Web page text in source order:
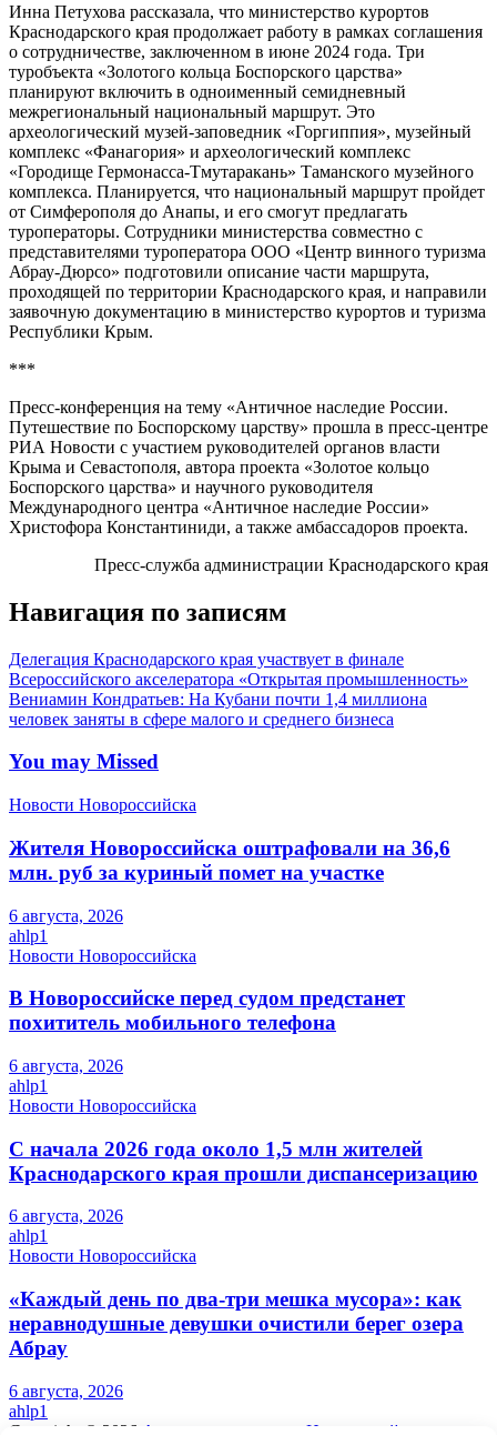
Инна Петухова рассказала, что министерство курортов
Краснодарского края продолжает работу в рамках соглашения
о сотрудничестве, заключенном в июне 2024 года. Три
туробъекта «Золотого кольца Боспорского царства»
планируют включить в одноименный семидневный
межрегиональный национальный маршрут. Это
археологический музей-заповедник «Горгиппия», музейный
комплекс «Фанагория» и археологический комплекс
«Городище Гермонасса-Тмутаракань» Таманского музейного
комплекса. Планируется, что национальный маршрут пройдет
от Симферополя до Анапы, и его смогут предлагать
туроператоры. Сотрудники министерства совместно с
представителями туроператора ООО «Центр винного туризма
Абрау-Дюрсо» подготовили описание части маршрута,
проходящей по территории Краснодарского края, и направили
заявочную документацию в министерство курортов и туризма
Республики Крым.
***
Пресс-конференция на тему «Античное наследие России.
Путешествие по Боспорскому царству» прошла в пресс-центре
РИА Новости с участием руководителей органов власти
Крыма и Севастополя, автора проекта «Золотое кольцо
Боспорского царства» и научного руководителя
Международного центра «Античное наследие России»
Христофора Константиниди, а также амбассадоров проекта.
Пресс-служба администрации Краснодарского края
Навигация по записям
Делегация Краснодарского края участвует в финале
Всероссийского акселератора «Открытая промышленность»
Вениамин Кондратьев: На Кубани почти 1,4 миллиона
человек заняты в сфере малого и среднего бизнеса
You may Missed
Новости Новороссийска
Жителя Новороссийска оштрафовали на 36,6
млн. руб за куриный помет на участке
6 августа, 2026
ahlp1
Новости Новороссийска
В Новороссийске перед судом предстанет
похититель мобильного телефона
6 августа, 2026
ahlp1
Новости Новороссийска
С начала 2026 года около 1,5 млн жителей
Краснодарского края прошли диспансеризацию
6 августа, 2026
ahlp1
Новости Новороссийска
«Каждый день по два-три мешка мусора»: как
неравнодушные девушки очистили берег озера
Абрау
6 августа, 2026
ahlp1
Copyright © 2026 Актуальные новости Новороссийска и